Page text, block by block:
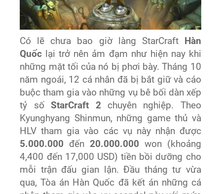
Có lẽ chưa bao giờ làng StarCraft Hàn
Quốc lại trở nên ảm đạm như hiện nay khi
những mặt tối của nó bị phơi bày. Tháng 10
năm ngoái, 12 cá nhân đã bị bắt giữ và cáo
buộc tham gia vào những vụ bê bối dàn xếp
tỷ sốStarCraft 2chuyên nghiệp. Theo
Kyunghyang Shinmun, những game thủ và
HLV tham gia vào các vụ này nhận được
5.000.000 đến 20.000.000 won (khoảng
4,400 đến 17,000 USD) tiền bồi dưỡng cho
mỗi trận đấu gian lận. Đầu tháng tư vừa
qua, Tòa án Hàn Quốc đã kết án những cá